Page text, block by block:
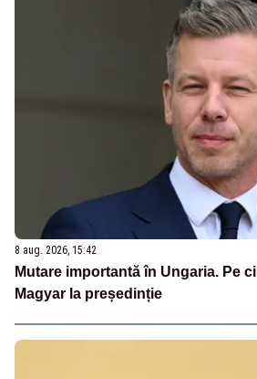
8 aug. 2026, 15:42
Mutare importantă în Ungaria. Pe
Magyar la președinție